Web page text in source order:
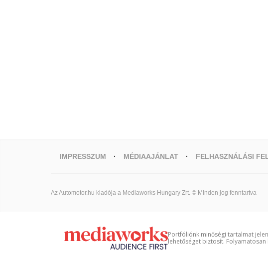
IMPRESSZUM MÉDIAAJÁNLAT FELHASZNÁLÁSI
Az Automotor.hu kiadója a Mediaworks Hungary Zrt. © Minden jog fenntartva
Portfóliónk minőségi tartalmat
lehetőséget biztosít. Folyamatosan